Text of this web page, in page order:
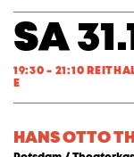
SA
19:30 - 21:10
E
HANS OTTO